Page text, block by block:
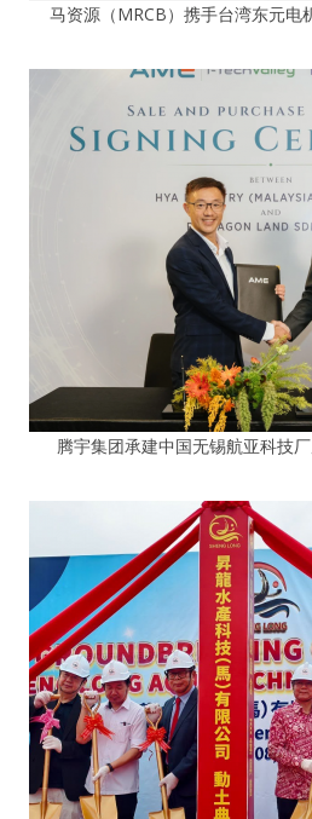
马资源（MRCB）携手台湾东元电
腾宇集团承建中国无锡航亚科技